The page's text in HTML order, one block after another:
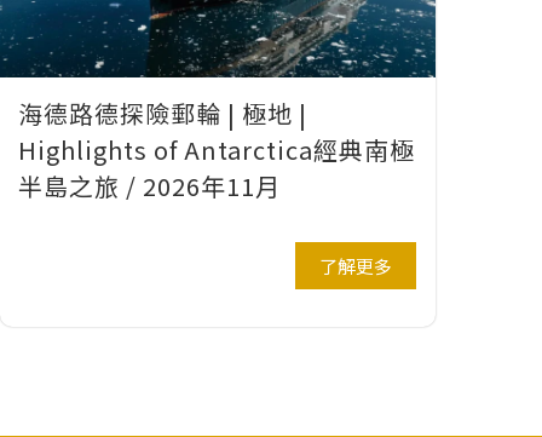
海德路德探險郵輪 | 極地 |
Highlights of Antarctica經典南極
半島之旅 / 2026年11月
了解更多